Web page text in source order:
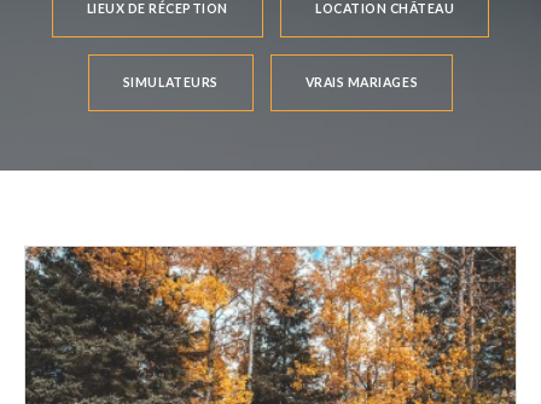
LIEUX DE RÉCEPTION LOCATION CHÂTEAU
SIMULATEURS VRAIS MARIAGES